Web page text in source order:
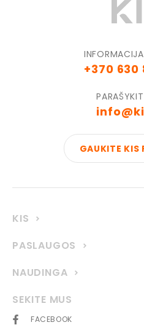
+370 630
GAUKITE KIS
KIS
PASLAUGOS
NAUDINGA
SEKITE MUS
FACEBOOK